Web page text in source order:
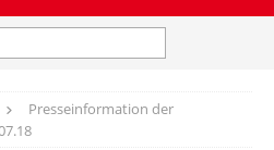
Presseinformation der